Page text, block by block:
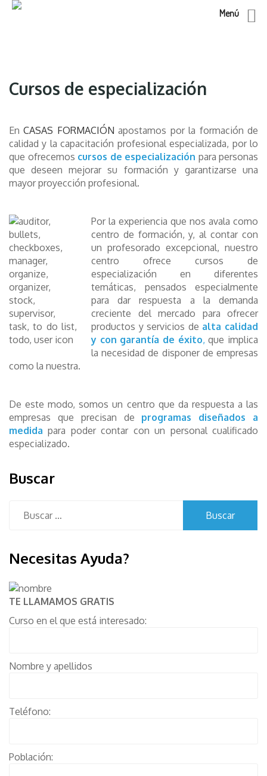
Cursos de especialización
EnCASAS FORMACIÓN apostamos por la formación de
calidad y la capacitación profesional especializada, por lo
que ofrecemos cursos de especialización para personas
que deseen mejorar su formación y garantizarse una
mayor proyección profesional.
Por la experiencia que nos avala como
centro de formación, y, al contar con
un profesorado excepcional, nuestro
centro ofrece cursos de
especialización en diferentes
temáticas, pensados especialmente
para dar respuesta a la demanda
creciente del mercado para ofrecer
productos y servicios de alta calidad
y con garantía de éxito, que implica
la necesidad de disponer de empresas
como la nuestra.
De este modo, somos un centro que da respuesta a las
empresas que precisan de
programas diseñados a
medida para poder contar con un personal cualificado
especializado.
Buscar
Necesitas Ayuda?
TE LLAMAMOS GRATIS
Curso en el que está interesado:
Nombre y apellidos
Teléfono:
Población:
Menú